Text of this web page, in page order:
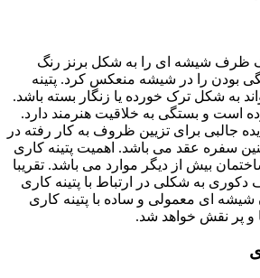
یک ظرف شیشه ای را به شکل برنز رنگ
بودن را در شیشه منعکس کرد. پتینه
به شکل ترک خورده یا زنگار بسته باشد.
است و بستگی به خلاقیت هنرمند دارد.
جالبی برای تزیین ظروف به کار رفته در
سفره عقد می باشد. اهمیت پتینه کاری
بیش از دیگر موارد می باشد. تقریبا
به شکلی در ارتباط با پتینه کاری
شیشه ای معمولی و ساده با پتینه کاری
و پر نقش خواهد شد.